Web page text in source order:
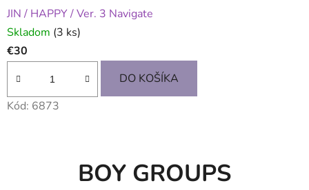
JIN / HAPPY / Ver. 3 Navigate
Skladom (3 ks)
€30
DO KOŠÍKA
Kód: 6873
BOY GROUPS